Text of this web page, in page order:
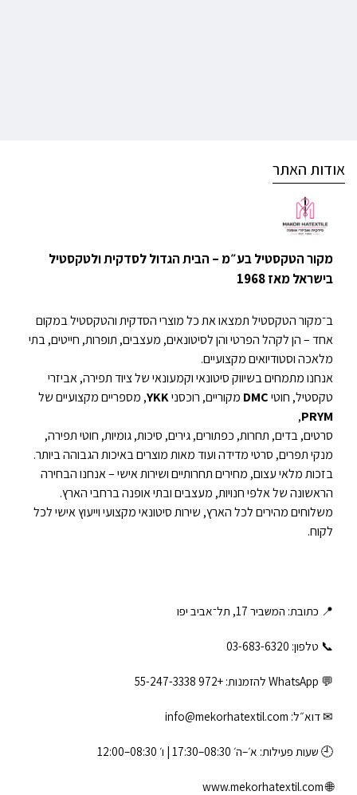
אודות האתר
מקור הטקסטיל בע״מ – הבית הגדול לסדקית ולטקסטיל
בישראל מאז 1968
ב־מקור הטקסטיל תמצאו את כל מוצרי הסדקית והטקסטיל במקום
אחד – הן לקהל הפרטי והן לסיטונאים, מעצבים, תופרות, חייטים, בתי
מלאכה וסטודיואים מקצועיים.
אנחנו מתמחים בשיווק סיטונאי וקמעונאי של ציוד תפירה, אביזרי
טקסטיל, חוטיDMC מקוריים, רוכסניYKK, מספריים מקצועיים של
PRYM
,
סרטים, בדים, תחרות, כפתורים, גירים, סיכות, גומיות, חוטי תפירה,
מנקי תפרים, סרטי מדידה ועוד מאות מוצרים באיכות הגבוהה ביותר.
בזכות מלאי עצום, מחירים תחרותיים ושירות אישי – אנחנו הבחירה
הראשונה של אלפי חנויות, מעצבים ובתי אופנה ברחבי הארץ.
משלוחים מהירים לכל הארץ, שירות סיטונאי מקצועי וייעוץ אישי לכל
לקוח.
📍 כתובת: המשביר 17, תל־אביב יפו
📞 טלפון: ‎03-683-6320
💬 WhatsApp להזמנות: +972 55-247-3338
✉ דוא״ל: info@mekorhatextil.com
🕘 שעות פעילות: א׳–ה׳ 08:30–17:30 | ו׳ 08:30–12:00
🌐
www.mekorhatextil.com